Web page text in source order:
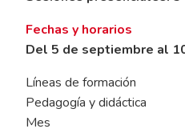
Fechas y horarios
Del 5 de septiembre al
Líneas de formación
Pedagogía y didáctica
Mes